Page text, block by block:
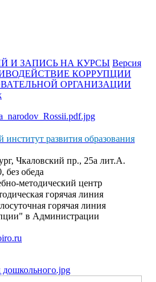
И ЗАПИСЬ НА КУРСЫ Версия
КОРРУПЦИИ
ОРГАНИЗАЦИИ
развития образования
Чкаловский пр., 25а лит.А.
без обеда
методический центр
горячая линия
горячая линия
в Администрации